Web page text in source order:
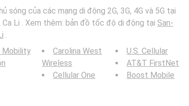
sóng của các mạng di động 2G, 3G, 4G và 5G tại
Ca Li . Xem thêm: bản đồ tốc độ di động tại San-
.
Mobility
Carolina West
Wireless
Cellular One
U.S. Cellular
AT&T FirstNet
Boost Mobile